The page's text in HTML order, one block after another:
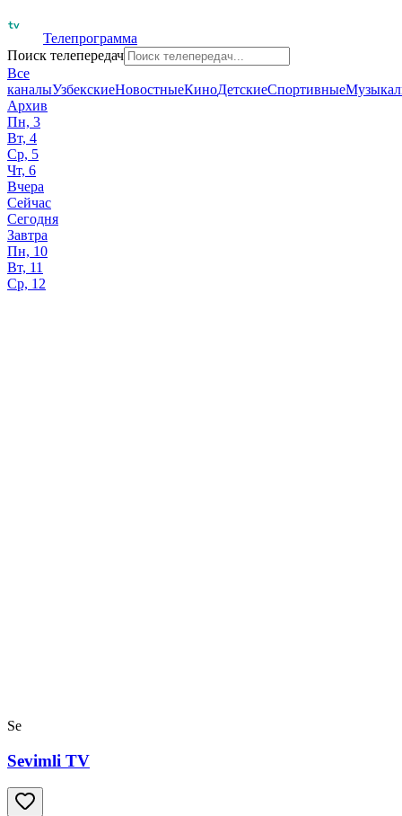
Телепрограмма
Поиск телепередач
Все
каналыУзбекскиеНовостныеКиноДетскиеСпортивные
Архив
Пн, 3
Вт, 4
Ср, 5
Чт, 6
Вчера
Сейчас
Сегодня
Завтра
Пн, 10
Вт, 11
Ср, 12
Se
Sevimli TV